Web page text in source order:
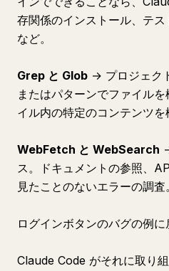
存関係のインストール、テ
など。
Grep と Glob → プロジェク
またはパターンでファイル
イル内の特定のコンテンツを
WebFetch と WebSearch
ス。ドキュメントの参照、
見たことのないエラーの調査。
ログインボタンのバグの例に
Claude Code がそれに取り